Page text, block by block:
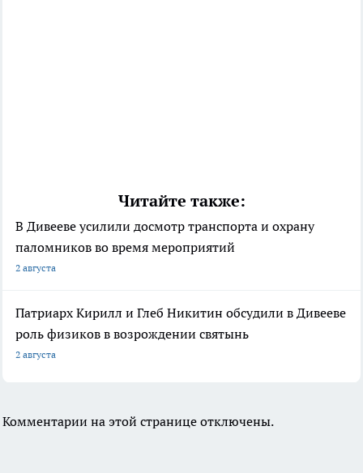
Читайте также:
В Дивееве усилили досмотр транспорта и охрану
паломников во время мероприятий
2 августа
Патриарх Кирилл и Глеб Никитин обсудили в Дивееве
роль физиков в возрождении святынь
2 августа
Комментарии на этой странице отключены.